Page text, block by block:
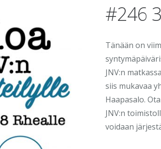
#246
Tänään on
JNV:n
siis mukavaa
Haapasalo.
JNV:n
voidaan